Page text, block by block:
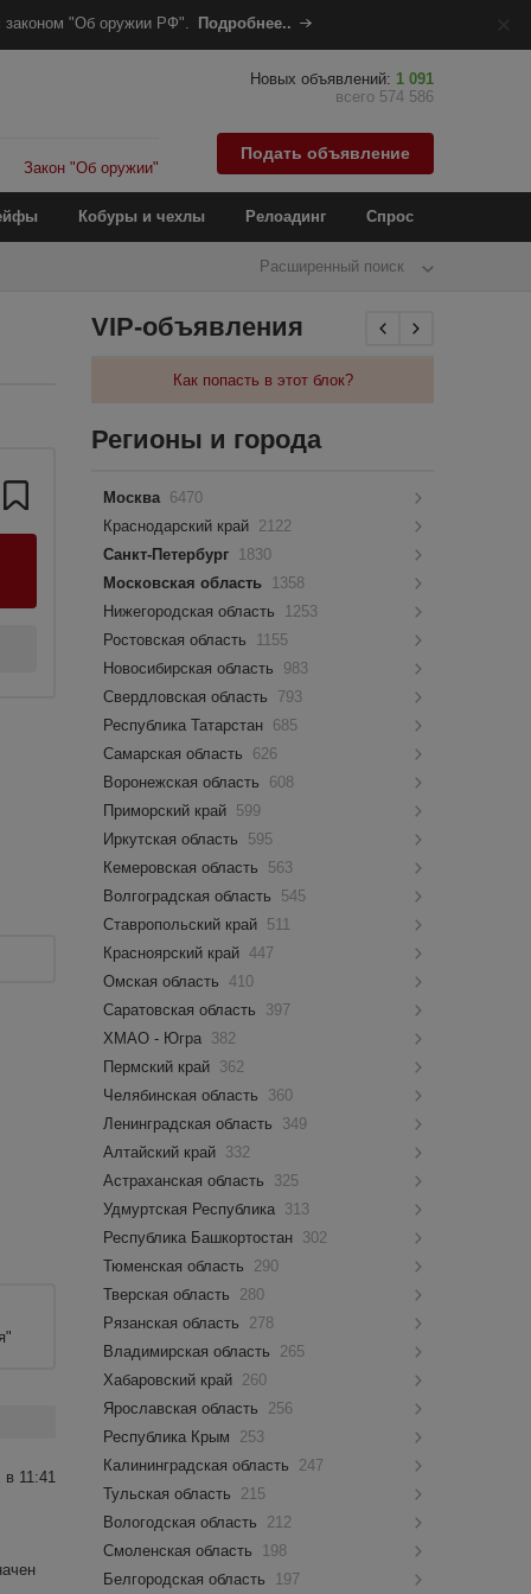
законом "Об оружии РФ". Подробнее..
Закон "Об оружии"
Новых объявлений: 1 091
всего 574 586
Подать объявление
Кобуры и чехлы Релоадинг Спрос
Расширенный поиск
в 11:41
VIP-объявления
Как попасть в этот блок?
Регионы и города
Москва 6470
Краснодарский край 2122
Санкт-Петербург 1830
Московская область 1358
Нижегородская область
1253
Ростовская область
1155
Новосибирская область
983
Свердловская область
793
Республика Татарстан 685
Самарская область
626
Воронежская область
608
Приморский край 599
Иркутская область
595
Кемеровская область
563
Волгоградская область
545
Ставропольский край 511
Красноярский край 447
Омская область
410
Саратовская область
397
ХМАО - Югра 382
Пермский край 362
Челябинская область
360
Ленинградская область
349
Алтайский край 332
Астраханская область
325
Удмуртская Республика 313
Республика Башкортостан 302
Тюменская область
290
Тверская область
280
Рязанская область
278
Владимирская область
265
Хабаровский край 260
Ярославская область
256
Республика Крым
253
Калининградская область
247
Тульская область
215
Вологодская область
212
Смоленская область
198
Белгородская область
197